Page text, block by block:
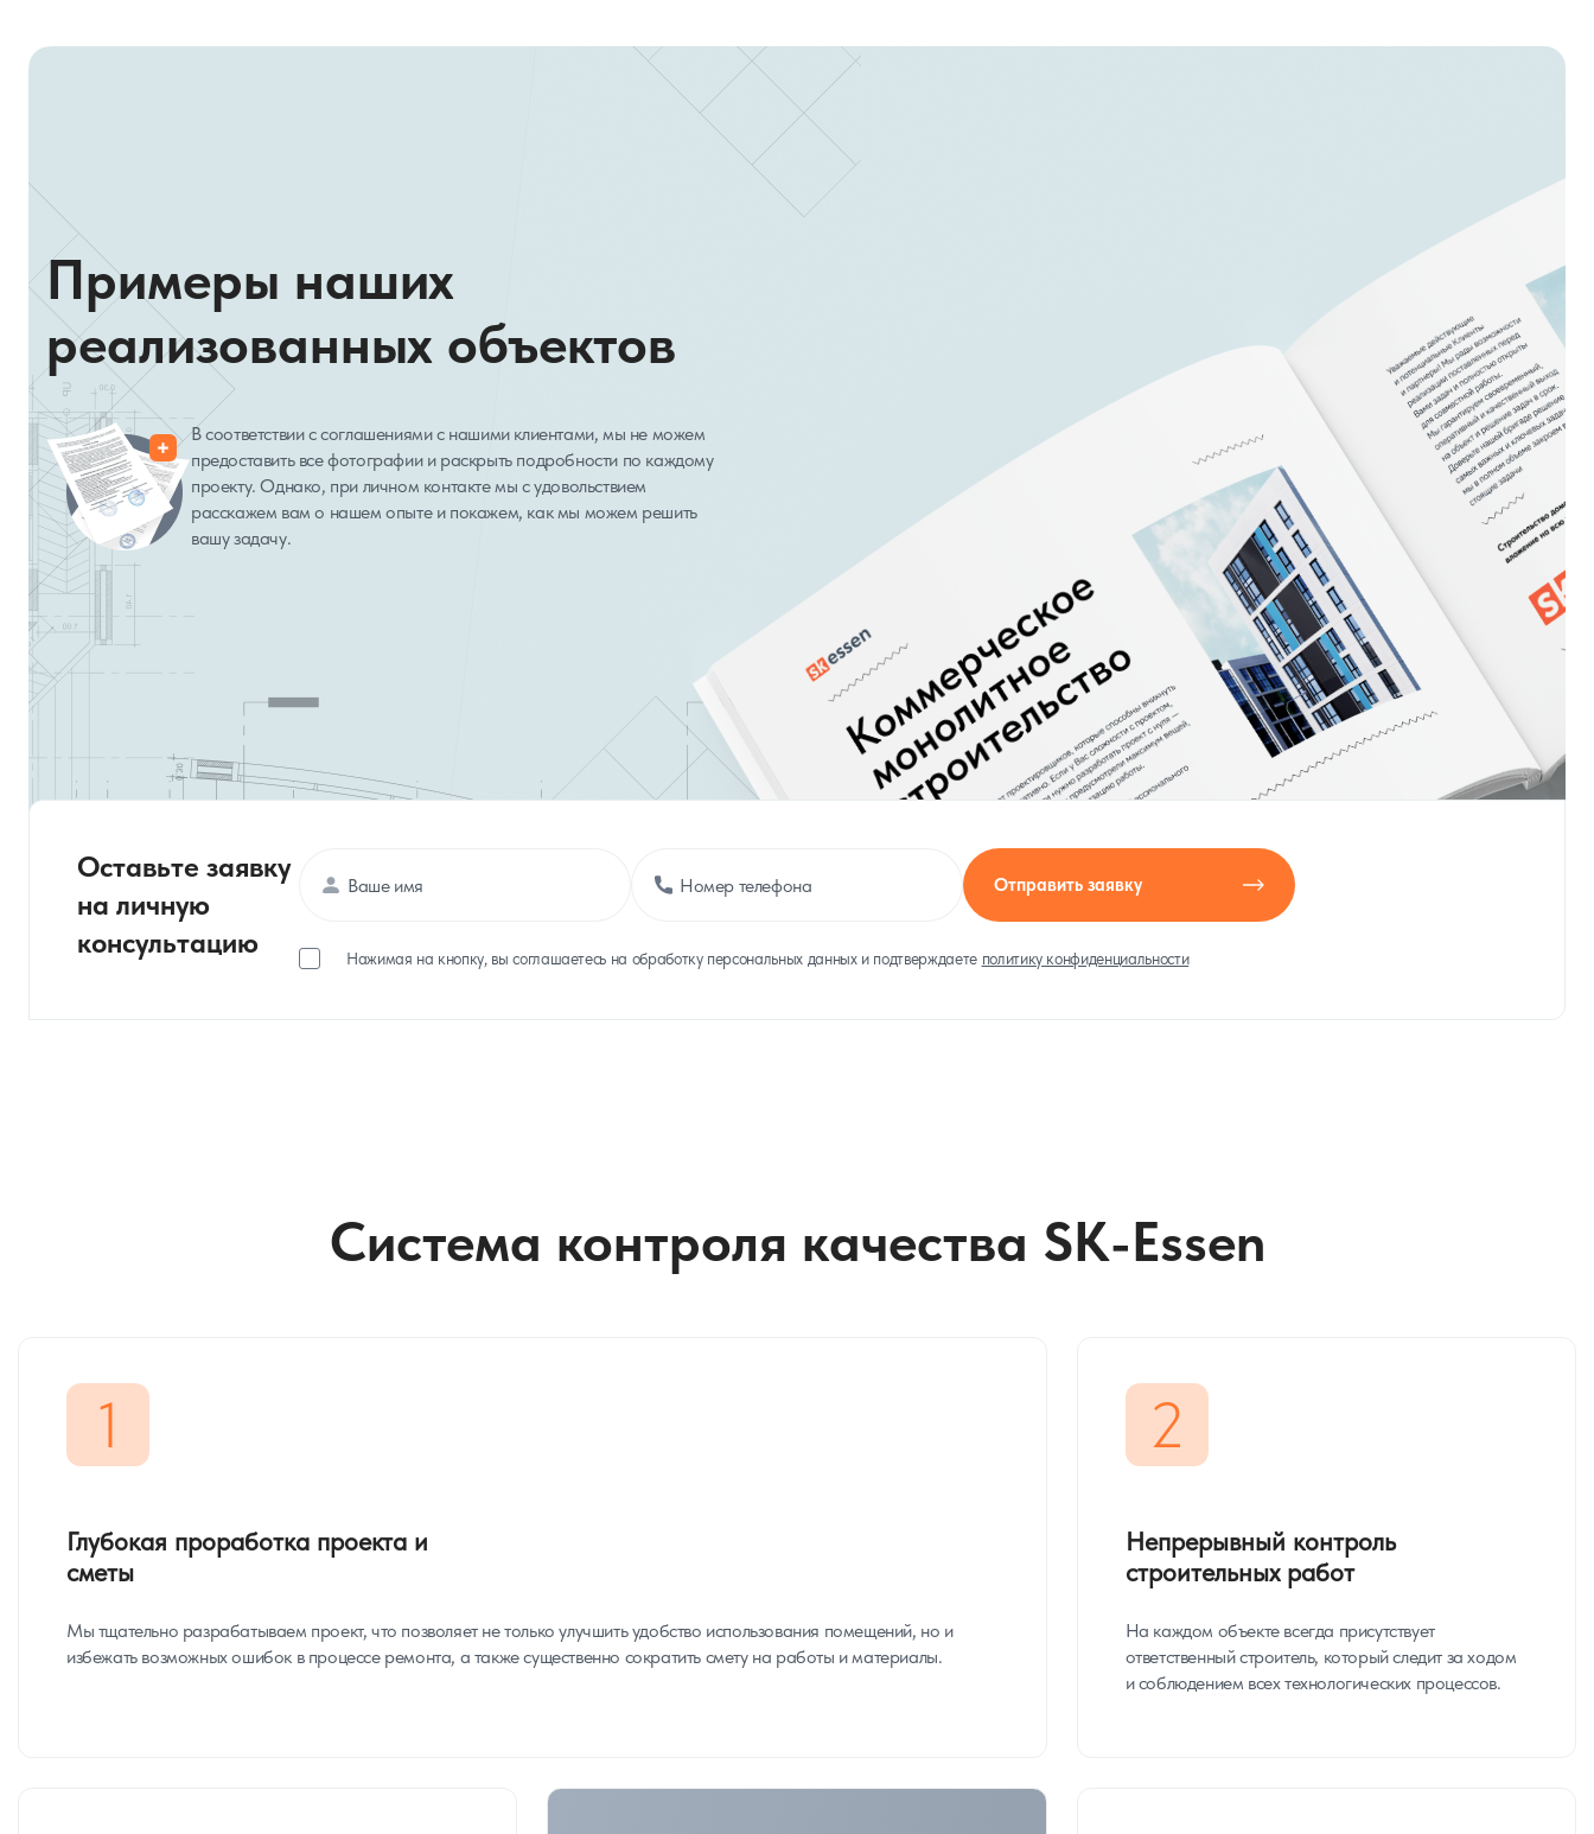
Примеры наших
реализованных объектов
В соответствии с соглашениями с нашими клиентами, мы не можем
предоставить все фотографии и раскрыть подробности по каждому
проекту. Однако, при личном контакте мы с удовольствием
расскажем вам о нашем опыте и покажем, как мы можем решить
вашу задачу.
Оставьте заявку
на личную
консультацию
Отправить заявку
Нажимая на кнопку, вы соглашаетесь на обработку персональных данных и подтверждаете политику конфиденциальности
Система контроля качества SK-Essen
1
Глубокая проработка проекта и
сметы
Мы тщательно разрабатываем проект, что позволяет не только улучшить удобство использования помещений, но и
избежать возможных ошибок в процессе ремонта, а также существенно сократить смету на работы и материалы.
2
Непрерывный контроль
строительных работ
На каждом объекте всегда присутствует
ответственный строитель, который следит за ходом
и соблюдением всех технологических процессов.